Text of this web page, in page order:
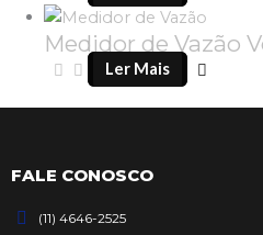
Medidor de Vazão
Ler Mais
FALE CONOSCO
(11) 4646-2525